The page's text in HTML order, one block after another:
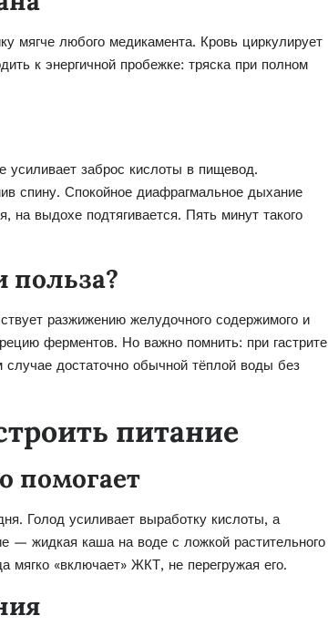
мягче любого медикамента. Кровь циркулирует
к энергичной пробежке: тряска при полном
усиливает заброс кислоты в пищевод.
спину. Спокойное диафрагмальное дыхание
на выдохе подтягивается. Пять минут такого
разжижению желудочного содержимого и
ферментов. Но важно помнить: при гастрите
достаточно обычной тёплой воды без
питание
помогает
Голод усиливает выработку кислоты, а
— жидкая каша на воде с ложкой растительного
мягко «включает» ЖКТ, не перегружая его.